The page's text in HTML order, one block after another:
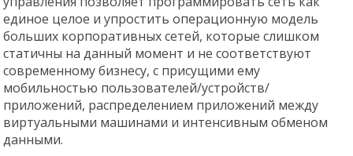
единое целое и упростить операционную модель
больших корпоративных сетей, которые слишком
статичны на данный момент и не соответствуют
современному бизнесу, с присущими ему
мобильностью пользователей/устройств/
приложений, распределением приложений между
виртуальными машинами и интенсивным обменом
данными.